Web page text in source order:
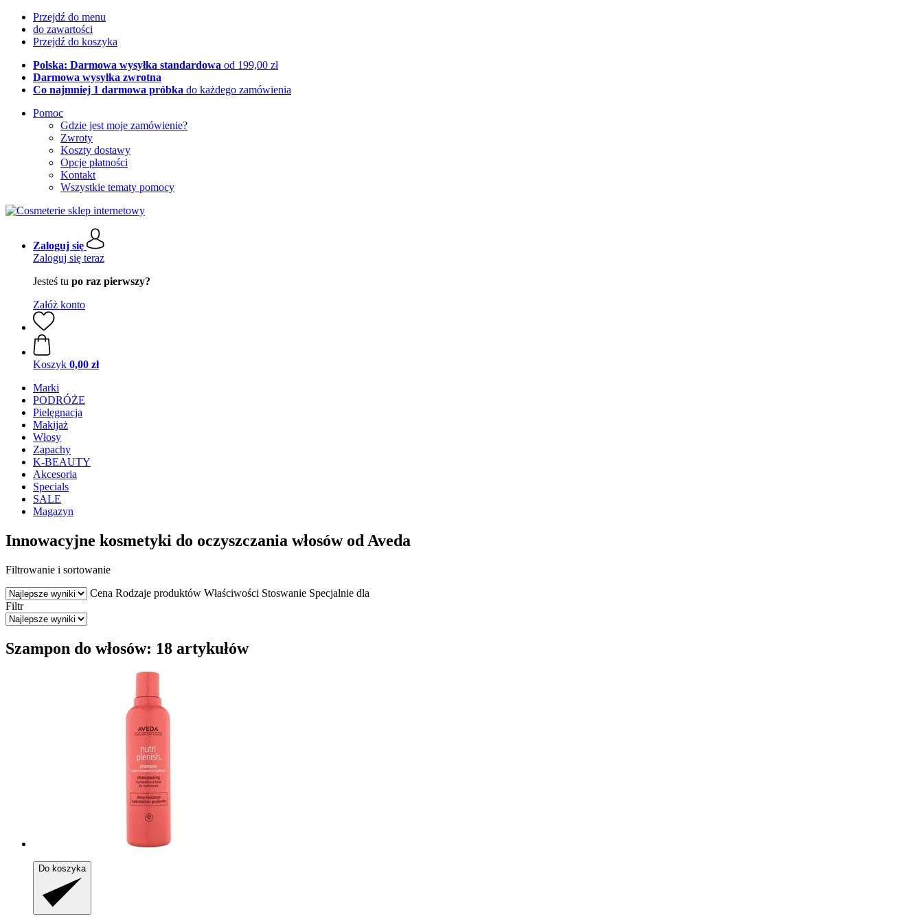
Przejdź do menu
do zawartości
Przejdź do koszyka
Polska: Darmowa wysyłka standardowa od 199,00 zł
Darmowa wysyłka zwrotna
Co najmniej 1 darmowa próbka do każdego zamówienia
Pomoc
Gdzie jest moje zamówienie?
Zwroty
Koszty dostawy
Opcje płatności
Kontakt
Wszystkie tematy pomocy
Zaloguj się
Zaloguj się teraz
Jesteś tu po raz pierwszy?
Załóż konto
Koszyk 0,00 zł
Marki
PODRÓŻE
Pielęgnacja
Makijaż
Włosy
Zapachy
K-BEAUTY
Akcesoria
Specials
SALE
Magazyn
Innowacyjne kosmetyki do oczyszczania włosów od Aveda
Filtrowanie i sortowanie
Cena Rodzaje produktów Właściwości Stoswanie Specjalnie dla
Filtr
Szampon do włosów: 18 artykułów
Do koszyka